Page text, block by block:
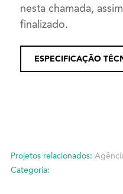
nesta chamada,
finalizado.
ESPECIFICAÇÃO
Projetos relacionados:
Categoria: